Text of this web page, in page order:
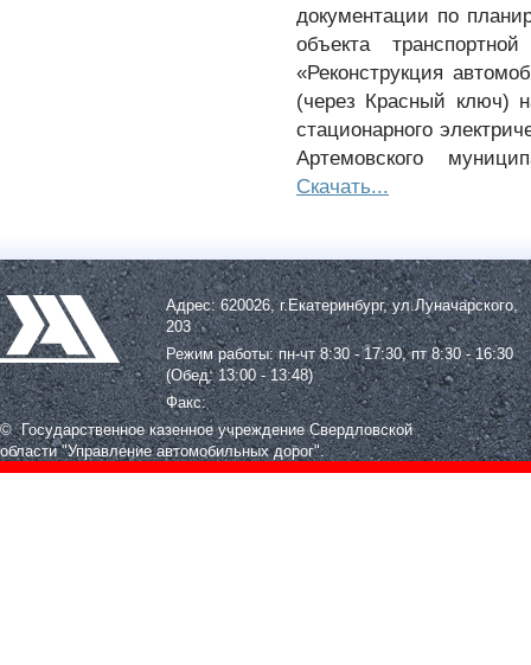
документации по
объекта
«Реконструкция
(через Красный ключ)
стационарного
Артемовского
Скачать...
Адрес: 620026, г.Екатеринбург, ул.Луначарского,
203
Режим работы: пн-чт 8:30 - 17:30, пт 8:30 - 16:30
(Обед: 13:00 - 13:48)
Факс:
© Государственное казенное учреждение Свердловской
области"Управление автомобильных дорог".